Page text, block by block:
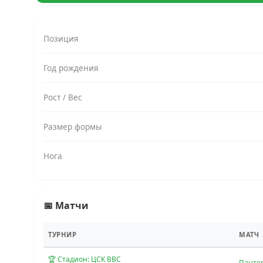
Позиция
Год рождения
Рост / Вес
Размер формы
Нога
📅 Матчи
ТУРНИР МАТЧ
🏆 Стадион: ЦСК ВВС